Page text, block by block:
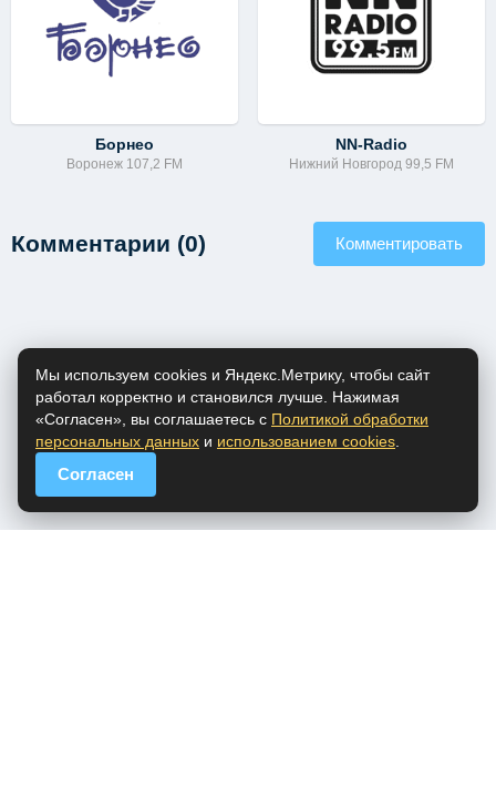
Борнео
Воронеж 107,2 FM
NN-Radio
Нижний Новгород 99,5 FM
Комментарии (0) Комментировать
Мы используем cookies и Яндекс.Метрику, чтобы сайт
работал корректно и становился лучше. Нажимая
«Согласен», вы соглашаетесь с Политикой обработки
персональных данных и использованием cookies
Согласен